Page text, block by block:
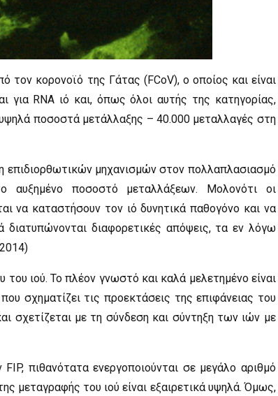
τον κορονοϊό της Γάτας (FCoV), ο οποίος και είναι
για RNA ιό και, όπως όλοι αυτής της κατηγορίας,
ποσοστά μετάλλαξης – 40.000 μεταλλαγές στη
επιδιορθωτικών μηχανισμών στον πολλαπλασιασμό
αυξημένο ποσοστό μεταλλάξεων. Μολονότι οι
να καταστήσουν τον ιό δυνητικά παθογόνο και να
διατυπώνονται διαφορετικές απόψεις, τα εν λόγω
του ιού. Το πλέον γνωστό και καλά μελετημένο είναι
σχηματίζει τις προεκτάσεις της επιφάνειας του
σχετίζεται με τη σύνδεση και σύντηξη των ιών με
πιθανότατα ενεργοποιούνται σε μεγάλο αριθμό
μεταγραφής του ιού είναι εξαιρετικά υψηλά. Όμως,